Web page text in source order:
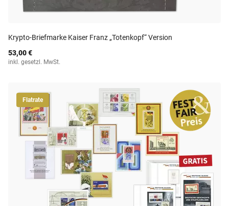
Krypto-Briefmarke Kaiser Franz „Totenkopf“ Version
53,00 €
inkl. gesetzl. MwSt.
Flatrate